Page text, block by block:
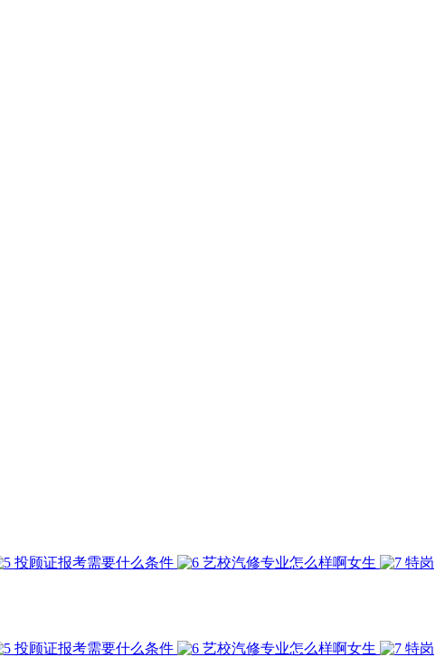
投顾证报考需要什么条件 艺校汽修专业怎么样啊女生
特岗
投顾证报考需要什么条件 艺校汽修专业怎么样啊女生
特岗